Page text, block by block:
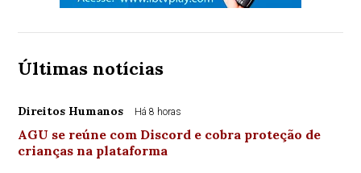
Últimas notícias
Direitos Humanos Há 8 horas
AGU se reúne com Discord e cobra proteção de
crianças na plataforma